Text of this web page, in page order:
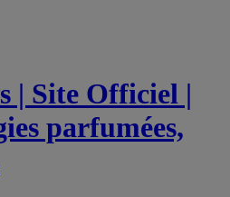
| Site Officiel |
parfumées,